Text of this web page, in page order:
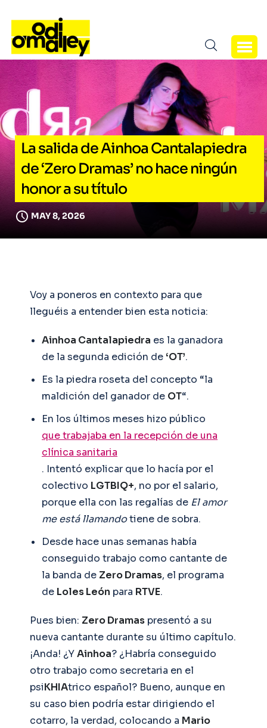
La salida de Ainhoa Cantalapiedra
de ‘Zero Dramas’ no hace ningún
honor a su título
MAY 8, 2026
Voy a poneros en contexto para que
lleguéis a entender bien esta noticia:
Ainhoa Cantalapiedra es la ganadora
de la segunda edición de‘OT’.
Es la piedra roseta del concepto “la
maldición del ganador de OT“.
En los últimos meses hizo público
que trabajaba en la recepción de una
clínica sanitaria
. Intentó explicar que lo hacía por el
colectivo LGTBIQ+, no por el salario,
porque ella con las regalías de El amor
me está llamandotiene de sobra.
Desde hace unas semanas había
conseguido trabajo como cantante de
la banda de Zero Dramas, el programa
de Loles León para RTVE.
Pues bien: Zero Dramas presentó a su
nueva cantante durante su último capítulo.
¡Anda! ¿YAinhoa? ¿Habría conseguido
otro trabajo como secretaria en el
psiKHIAtrico español? Bueno, aunque en
su caso bien podría estar dirigiendo el
cotarro, la verdad, colocando a Mario